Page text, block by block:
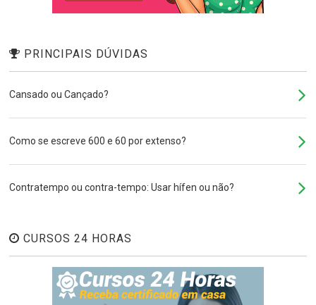
PRINCIPAIS DÚVIDAS
Cansado ou Cançado?
Como se escreve 600 e 60 por extenso?
Contratempo ou contra-tempo: Usar hífen ou não?
CURSOS 24 HORAS